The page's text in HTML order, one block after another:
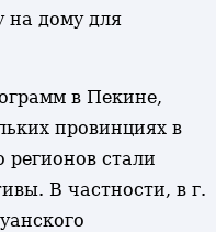
на дому для
в Пекине,
провинциях в
регионов стали
В частности, в г.